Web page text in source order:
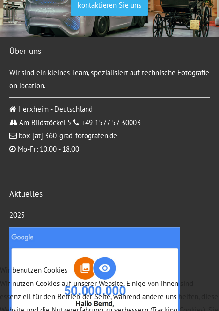
kontaktieren Sie uns
Über uns
Wir sind ein kleines Team, spezialisiert auf technische Fotografie
on location.
Herxheim - Deutschland
Am Bildstöckel 5
+49 1577 57 30003
box [at] 360-grad-fotografen.de
Mo-Fr: 10.00 - 18.00
Aktuelles
2025
Wir benutzen Cookies
Wir nutzen Cookies auf unserer Website. Einige von ihnen sind
essenziell für den Betrieb der Seite, während andere uns helfen, diese